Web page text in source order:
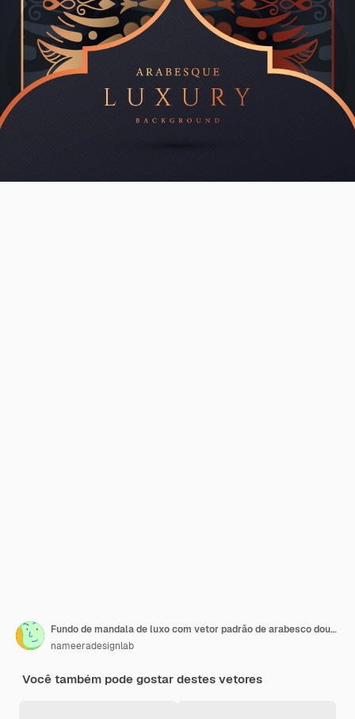
Fundo de mandala de luxo com vetor padrão de arabesco dourado Vetor Premium
nameeradesignlab
Você também pode gostar destes vetores